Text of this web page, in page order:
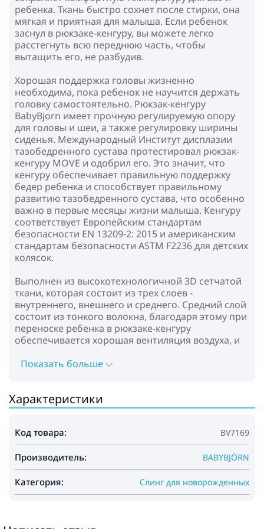
ребенка. Ткань быстро сохнет после стирки, она
мягкая и приятная для малыша. Если ребенок
заснул в рюкзаке-кенгуру, вы можете легко
расстегнуть всю переднюю часть, чтобы
вытащить его, не разбудив.
Хорошая поддержка головы жизненно
необходима, пока ребенок не научится держать
головку самостоятельно. Рюкзак-кенгуру
BabyBjorn имеет прочную регулируемую опору
для головы и шеи, а также регулировку ширины
сиденья. Международный Институт дисплазии
тазобедренного сустава протестировал рюкзак-
кенгуру MOVE и одобрил его. Это значит, что
кенгуру обеспечивает правильную поддержку
бедер ребенка и способствует правильному
развитию тазобедренного сустава, что особенно
важно в первые месяцы жизни малыша. Кенгуру
соответствует Европейским стандартам
безопасности EN 13209-2: 2015 и американским
стандартам безопасности ASTM F2236 для детских
колясок.
Выполнен из высокотехнологичной 3D сетчатой
ткани, которая состоит из трех слоев -
внутреннего, внешнего и среднего. Средний слой
состоит из тонкого волокна, благодаря этому при
переноске ребенка в рюкзаке-кенгуру
обеспечивается хорошая вентиляция воздуха, и
минимальным весом 3,2 кг и ростом 53 см. Вы
можете регулировать размер фронтальной части
отверстий для ножек. Эргономичное место для
сиденья гарантирует малышу оптимально
удобную и правильную посадку с широким
расположением ног.
2. Положение "лицом к миру" предназначено для
подросшего ребенка минимальным возрастом 5
Показать больше
Характеристики
Код товара: BV7169
Производитель: BABYBJÖRN
Категория: Слинг для новорожденных